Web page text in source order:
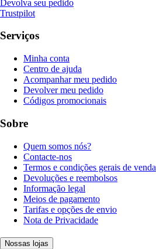
Devolva seu pedido
Trustpilot
Serviços
Minha conta
Centro de ajuda
Acompanhar meu pedido
Devolver meu pedido
Códigos promocionais
Sobre
Quem somos nós?
Contacte-nos
Termos e condições gerais de venda
Devoluções e reembolsos
Informação legal
Meios de pagamento
Tarifas e opções de envio
Nota de Privacidade
Nossas lojas